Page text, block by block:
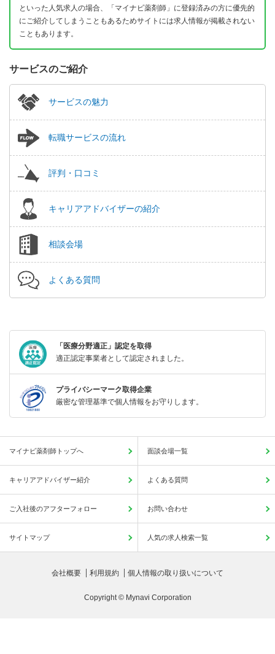
といった人気求人の場合、「マイナビ薬剤師」に登録済みの方に優先的
にご紹介してしまうこともあるためサイトには求人情報が掲載されない
こともあります。
サービスのご紹介
サービスの魅力
転職サービスの流れ
評判・口コミ
キャリアアドバイザーの紹介
相談会場
よくある質問
「医療分野適正」認定を取得
適正認定事業者として認定されました。
プライバシーマーク取得企業
厳密な管理基準で個人情報をお守りします。
マイナビ薬剤師トップへ 面談会場一覧
キャリアアドバイザー紹介 よくある質問
ご入社後のアフターフォロー お問い合わせ
サイトマップ 人気の求人検索一覧
会社概要 利用規約 個人情報の取り扱いについて
Copyright © Mynavi Corporation